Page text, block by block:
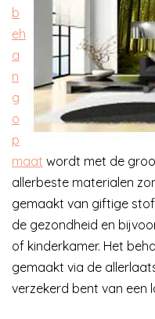
b
eh
a
n
g
o
p
maat wordt met de
allerbeste materialen
gemaakt van giftige
de gezondheid en
of kinderkamer. Het
gemaakt via de
verzekerd bent van een